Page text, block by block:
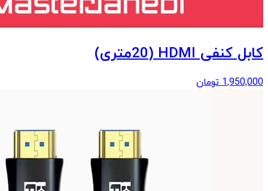
کابل کنفی HDMI (20متری)
1,950,000 تومان